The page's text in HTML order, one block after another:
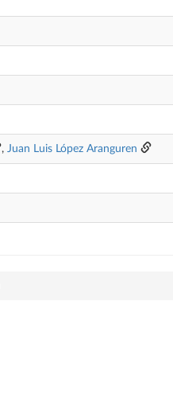
, Juan Luis López Aranguren